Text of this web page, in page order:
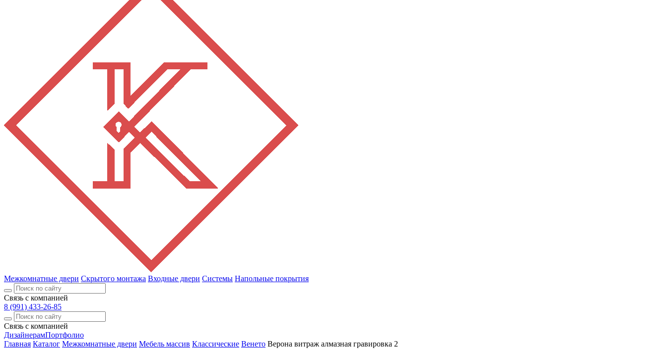
Межкомнатные двери Скрытого монтажа Входные двери Системы Напольные покрытия
Связь с компанией
8 (991) 433-26-85
Связь с компанией
ДизайнерамПортфолио
Главная Каталог Межкомнатные двери Мебель массив Классические Венето Верона витраж алмазная гравировка 2